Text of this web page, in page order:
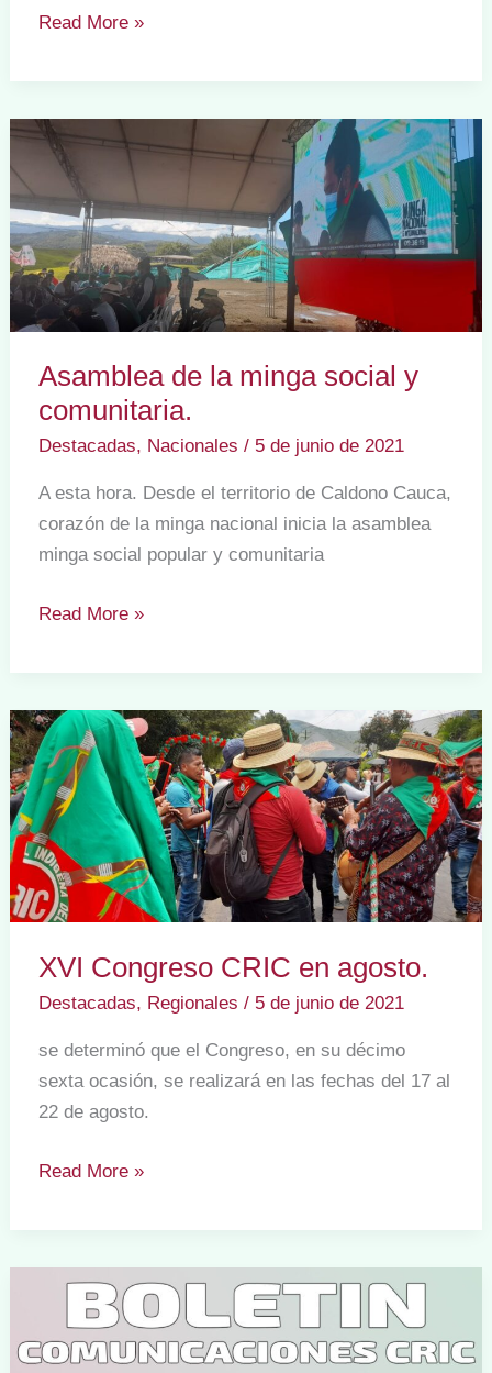
esperanza
La
internacional
comprometida
con
lucha
de
los
pueblos.
Read More »
Asamblea de la minga social y
comunitaria.
Destacadas, Nacionales / 5 de junio de 2021
A esta hora. Desde el territorio de Caldono Cauca,
corazón de la minga nacional inicia la asamblea
minga social popular y comunitaria
Asamblea
la
minga
social
y
comunitaria.
Read More »
XVI Congreso CRIC en agosto.
Destacadas, Regionales / 5 de junio de 2021
se determinó que el Congreso, en su décimo
sexta ocasión, se realizará en las fechas del 17 al
22 de agosto.
XVI
CRIC
agosto.
Read More »